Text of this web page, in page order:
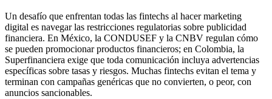
Un desafío que enfrentan todas las fintechs al hacer marketing
digital es navegar las restricciones regulatorias sobre publicidad
financiera. En México, la CONDUSEF y la CNBV regulan cómo
se pueden promocionar productos financieros; en Colombia, la
Superfinanciera exige que toda comunicación incluya advertencias
específicas sobre tasas y riesgos. Muchas fintechs evitan el tema y
terminan con campañas genéricas que no convierten, o peor, con
anuncios sancionables.